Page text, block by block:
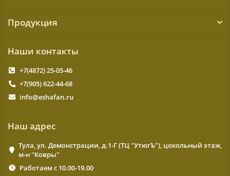
Продукция
Наши контакты
+7(4872) 25-05-46
+7(905) 622-44-68
info@eshafan.ru
Наш адрес
Тула, ул. Демонстрации, д.1-Г (ТЦ "УтюгЪ"), цокольный этаж,
м-н "Ковры"
Работаем с 10.00-19.00